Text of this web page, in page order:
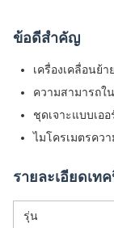
ข้อดีสําคัญ
เครื่องเคลื่อนย้
ความสามารถใ
ชุดเจาะแบบเอ
ไมโครเมตรคว
รายละเอียดเท
รุ่น